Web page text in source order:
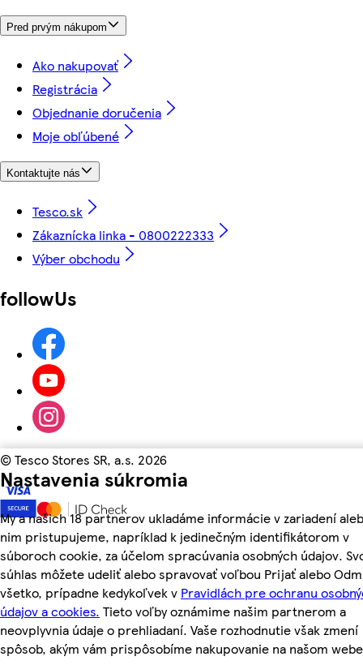
Nastavenia súkromia
My a našich 18 partnerov ukladáme informácie v zariadení
nim pristupujeme, napríklad k jedinečným identifikátorom v
súboroch cookie, za účelom spracúvania osobných údajov.
súhlas môžete udeliť alebo spravovať voľbou Prijať alebo
všetko, prípadne kedykoľvek v Pravidlách pre ochranu
údajov a cookies. Tieto voľby oznámime našim partnerom a
neovplyvnia údaje o prehliadaní. Vaše rozhodnutie však zmení
spôsob, akým vám prispôsobíme nakupovanie na našom
Pred prvým nákupom
Ako nakupovať
Registrácia
Objednanie doručenia
Moje obľúbené
Kontaktujte nás
Tesco.sk
Zákaznícka linka - 0800222333
Výber obchodu
followUs
©Tesco Stores SR, a.s. 2026